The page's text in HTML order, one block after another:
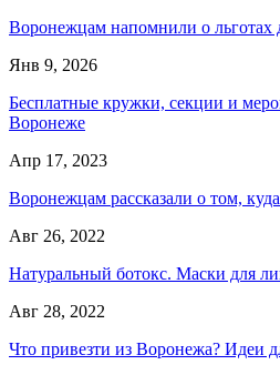
Воронежцам напомнили о льготах
Янв 9, 2026
Бесплатные кружки, секции и
Воронеже
Апр 17, 2023
Воронежцам рассказали о том,
Авг 26, 2022
Натуральный ботокс. Маски для
Авг 28, 2022
Что привезти из Воронежа? Идеи